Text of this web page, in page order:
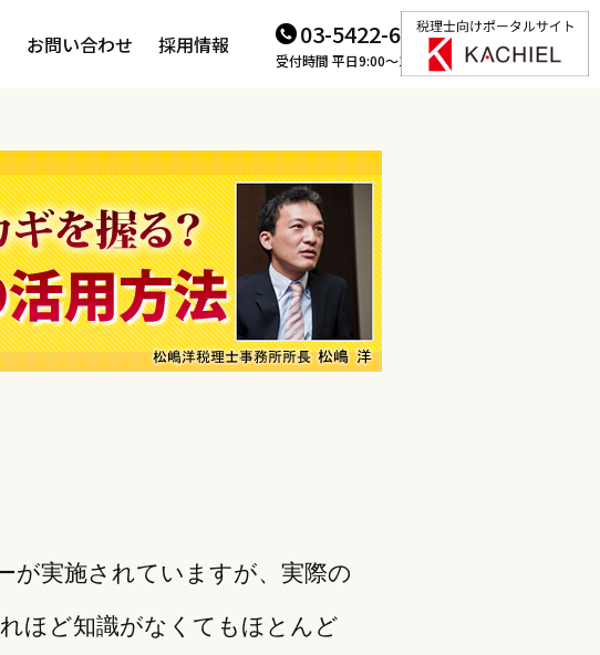
お問い合わせ 採用情報 03-5422-6166
受付時間 平日9:00～18:00
が実施されていますが、実際の
ほど知識がなくてもほとんど